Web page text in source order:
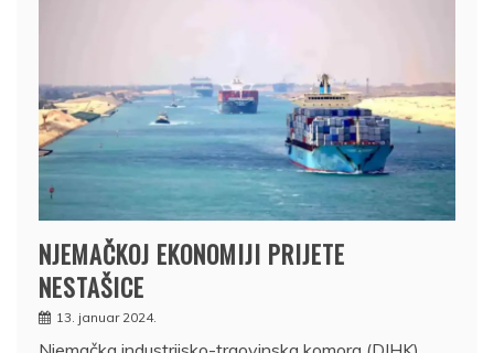
NJEMAČKOJ EKONOMIJI PRIJETE
NESTAŠICE
13. januar 2024.